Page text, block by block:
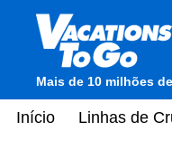
Mais de 10 milhões
Início Linhas de